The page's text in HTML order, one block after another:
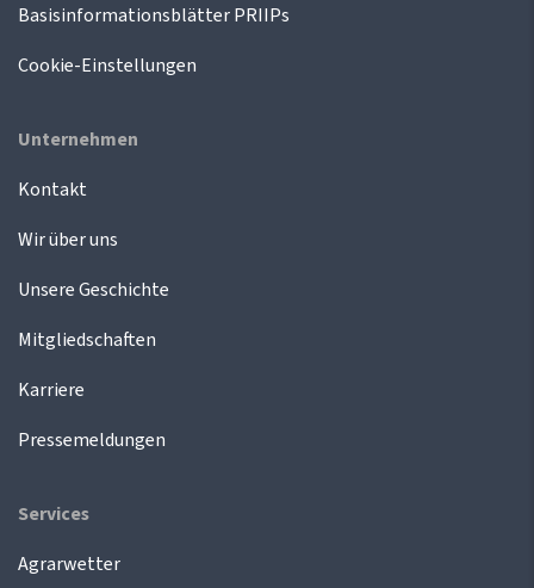
Basisinformationsblätter PRIIPs
Cookie-Einstellungen
Unternehmen
Kontakt
Wir über uns
Unsere Geschichte
Mitgliedschaften
Karriere
Pressemeldungen
Services
Agrarwetter